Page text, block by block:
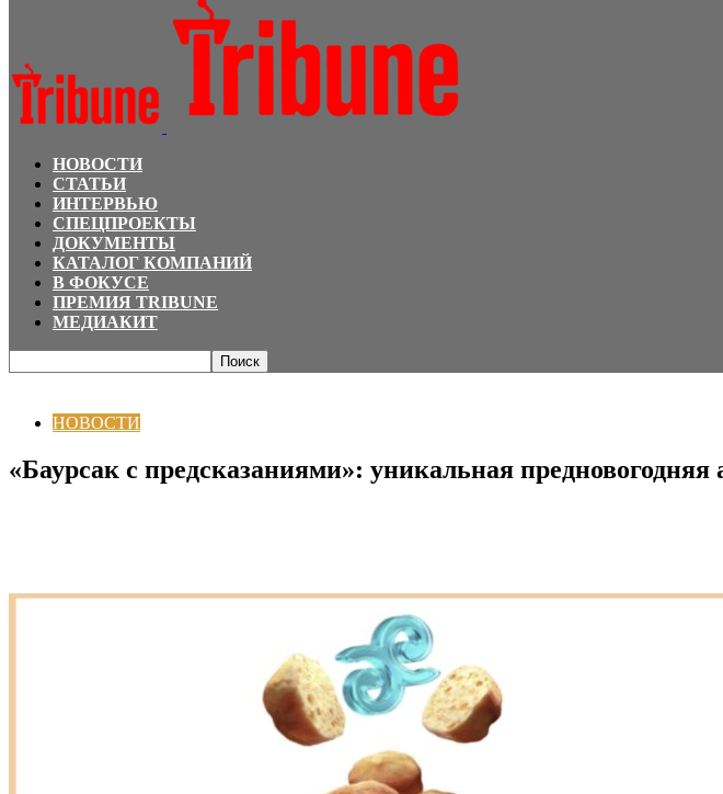
НОВОСТИ
СТАТЬИ
ИНТЕРВЬЮ
СПЕЦПРОЕКТЫ
ДОКУМЕНТЫ
КАТАЛОГ КОМПАНИЙ
В ФОКУСЕ
ПРЕМИЯ TRIBUNE
МЕДИАКИТ
НОВОСТИ
«Баурсак с предсказаниями»: уникальная